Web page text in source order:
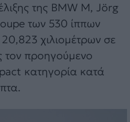
της BMW M, Jörg
των 530 ίππων
χιλιομέτρων σε
τον προηγούμενο
κατηγορία κατά